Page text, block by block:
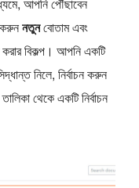
আপনি পৌঁছাবেন
নতুনবোতাম এবং
করার বিকল্প। আপনি একটি
নিলে, নির্বাচন করুন
থেকে একটি নির্বাচন